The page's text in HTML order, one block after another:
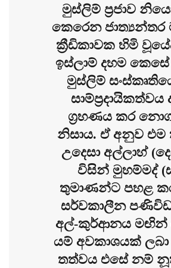
මුස්ලිම් ප්‍රජාව
කෙරෙන ජාත්‍යන්තර
ක්‍රීඩිකාවක හිමි
ඉස්ලාම් දහම
මුස්ලිම්
සාම්ප්‍රදායිකත්වය
ග්‍රහණය කර
නිසාය. ඒ අනුව
උදෙසා අල්ලාහ්
විසින් මුහම්මද්
තුමාණන්ට පහළ
සර්වකාලීන
අල්-කුර්ආනය මඟින්
යම් අවකාශයක් ලබා
තත්වය එසේ නම්